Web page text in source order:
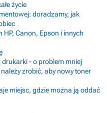
życie
doradzamy, jak
Canon, Epson i innych
- o problem mniej
zrobić, aby nowy toner
miejsc, gdzie można ją oddać